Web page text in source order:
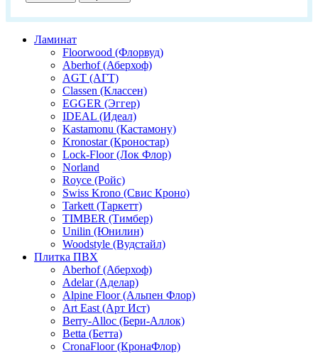
Ламинат
Floorwood (Флорвуд)
Aberhof (Аберхоф)
AGT (АГТ)
Classen (Классен)
EGGER (Эггер)
IDEAL (Идеал)
Kastamonu (Кастамону)
Kronostar (Кроностар)
Lock-Floor (Лок Флор)
Norland
Royce (Ройс)
Swiss Krono (Свис Кроно)
Tarkett (Таркетт)
TIMBER (Тимбер)
Unilin (Юнилин)
Woodstyle (Вудстайл)
Плитка ПВХ
Aberhof (Аберхоф)
Adelar (Аделар)
Alpine Floor (Альпен Флор)
Art East (Арт Ист)
Berry-Alloc (Бери-Аллок)
Betta (Бетта)
CronaFloor (КронаФлор)